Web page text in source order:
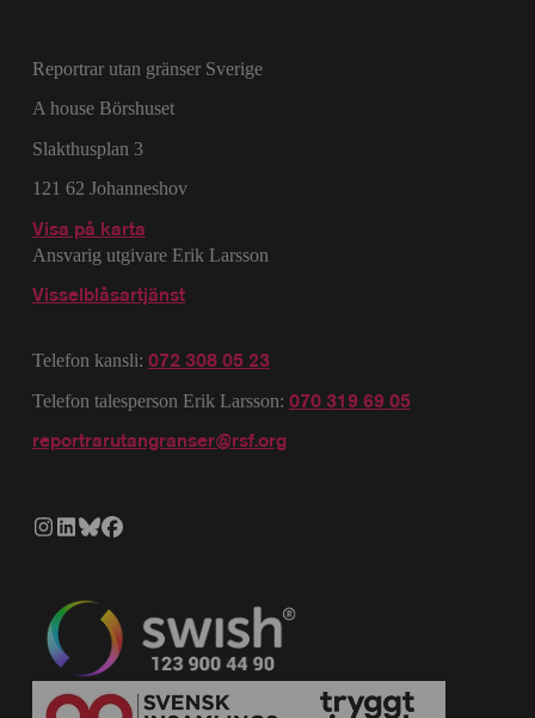
Reportrar utan gränser Sverige
A house Börshuset
Slakthusplan 3
121 62 Johanneshov
Visa på karta
Ansvarig utgivare Erik Larsson
Visselblåsartjänst
Telefon kansli: 072 308 05 23
Telefon talesperson Erik Larsson: 070 319 69 05
reportrarutangranser@rsf.org